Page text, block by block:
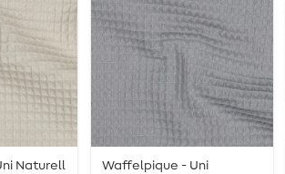
Naturell
Waffelpique - Uni